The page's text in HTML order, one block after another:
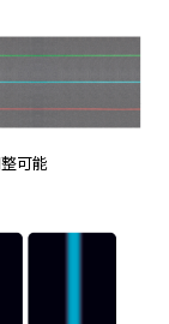
可能